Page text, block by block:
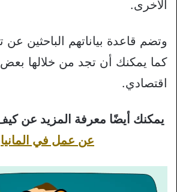
الأخرى.
وتضم قاعدة بياناتهم الباحثين عن
كما يمكنك أن تجد من خلالها
اقتصادي.
يمكنك أيضًا معرفة المزيد عن
عن عمل في المانيا